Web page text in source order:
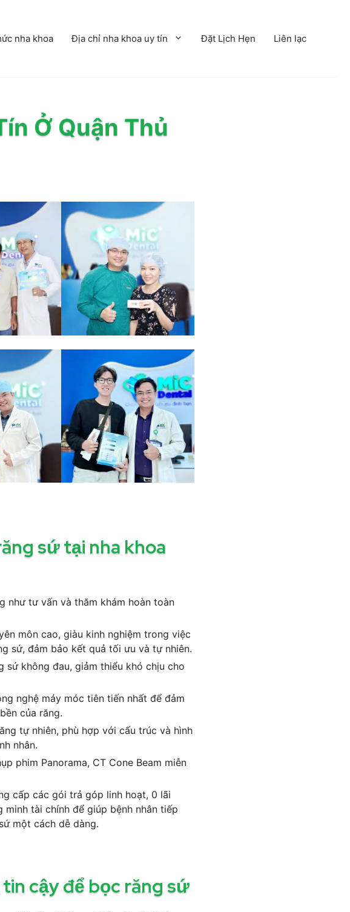
nha khoa Địa chỉ nha khoa uy tín Đặt Lịch Hẹn Liên lạc
Ở Quận Thủ
sứ tại nha khoa
như tư vấn và thăm khám hoàn toàn
môn cao, giàu kinh nghiệm trong việc
sứ, đảm bảo kết quả tối ưu và tự nhiên.
sứ không đau, giảm thiểu khó chịu cho
nghệ máy móc tiên tiến nhất để đảm
của răng.
tự nhiên, phù hợp với cấu trúc và hình
nhân.
phim Panorama, CT Cone Beam miễn
cấp các gói trả góp linh hoạt, 0 lãi
minh tài chính để giúp bệnh nhân tiếp
một cách dễ dàng.
cậy để bọc răng sứ